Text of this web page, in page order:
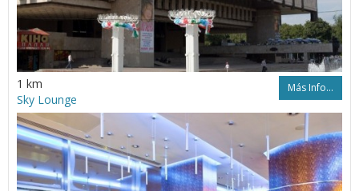
1 km Más Info...
Sky Lounge